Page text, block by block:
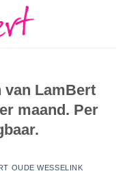
van LamBert
maand. Per
OUDE WESSELINK